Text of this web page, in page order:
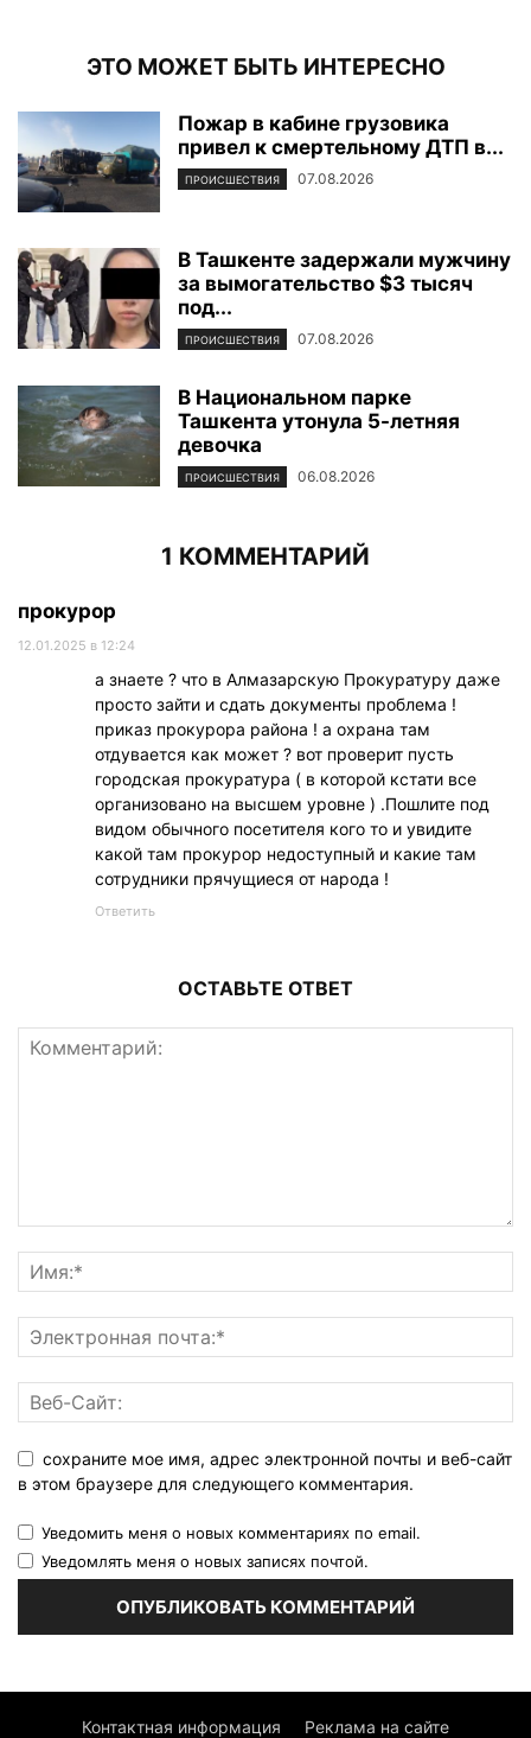
ЭТО МОЖЕТ БЫТЬ ИНТЕРЕСНО
Пожар в кабине грузовика
привел к смертельному ДТП в...
ПРОИСШЕСТВИЯ 07.08.2026
В Ташкенте задержали мужчину
за вымогательство $3 тысяч
под...
ПРОИСШЕСТВИЯ 07.08.2026
В Национальном парке
Ташкента утонула 5-летняя
девочка
ПРОИСШЕСТВИЯ 06.08.2026
1 КОММЕНТАРИЙ
прокурор
12.01.2025 в 12:24
а знаете ? что в Алмазарскую Прокуратуру даже
просто зайти и сдать документы проблема !
приказ прокурора района ! а охрана там
отдувается как может ? вот проверит пусть
городская прокуратура ( в которой кстати все
организовано на высшем уровне ) .Пошлите под
видом обычного посетителя кого то и увидите
какой там прокурор недоступный и какие там
сотрудники прячущиеся от народа !
Ответить
ОСТАВЬТЕ ОТВЕТ
сохраните мое имя, адрес электронной почты и веб-сайт
в этом браузере для следующего комментария.
Уведомить меня о новых комментариях по email.
Уведомлять меня о новых записях почтой.
Контактная информация Реклама на сайте